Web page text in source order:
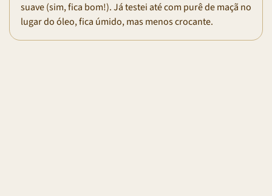
suave (sim, fica bom!). Já testei até com purê de maçã no
lugar do óleo, fica úmido, mas menos crocante.